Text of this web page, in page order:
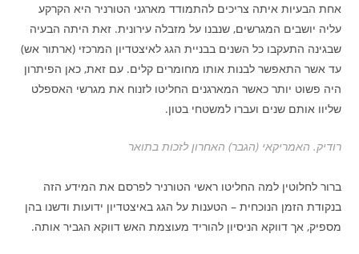
אחת הבעיות איתה צריכים להתמודד מארגני הטורניר היא הקרקע
עליה יושבים המגרשים, שנבנו על מזבלה עירונית. זאת היתה הבעיה
שבגינה התעקבו כל השנים בבניית הגג לאיצטדיון המרכזי (ארתור אש)
עד אשר התאפשר לבנות אותו מחומרים קלים. עם זאת, כאן הפיתרון
היה פשוט יותר כאשר המארגנים החליטו לזנוח את מגרשי האספלט
שליוו אותם שנים ועברו למשטחי בטון.
רודיק. האמריקאי (הגבר) האחרון לזכות בתואר
ברור לחלוטין למה החליטו ראשי הטורניר לפרסם את המידע הזה
בנקודת הזמן הנוכחית – הטענות על הגג באיצטדיון ידועות ודשנו בהן
מספיק, אך דווקא הניסיון להוריד מעוצמת האש דווקא הגביר אותה.